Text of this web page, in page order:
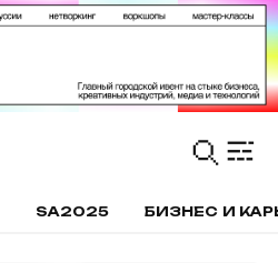
SA2025 БИЗНЕС И